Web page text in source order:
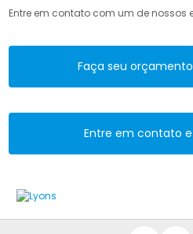
Entre em contato com um de nossos
Faça seu
Entre em contato